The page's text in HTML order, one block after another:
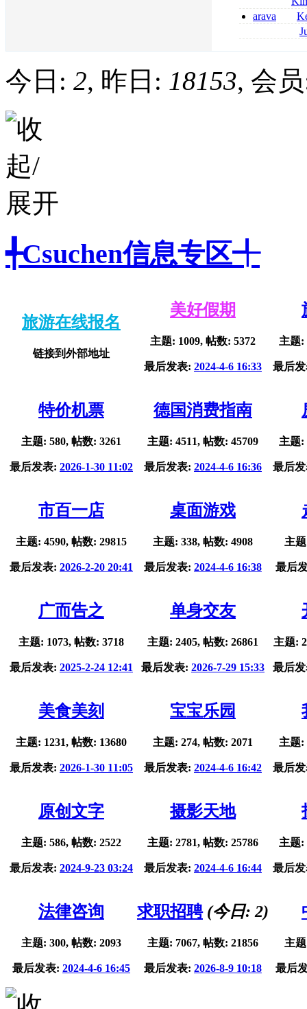
2026
coumadin
arava
kaufen
今日: 2, 昨日: 18153, 会
╃Csuchen信息专区╃
旅游在线报名
链接到外部地址
美好假期
主题: 1009, 帖数: 5372
最后发表: 2024-4-6 16:33
主题:
最后
特价机票
主题: 580, 帖数: 3261
最后发表: 2026-1-30 11:02
德国消费指南
主题: 4511, 帖数: 45709
最后发表: 2024-4-6 16:36
主题:
最后
市百一店
主题: 4590, 帖数: 29815
最后发表: 2026-2-20 20:41
桌面游戏
主题: 338, 帖数: 4908
最后发表: 2024-4-6 16:38
主
最后
广而告之
主题: 1073, 帖数: 3718
最后发表: 2025-2-24 12:41
单身交友
主题: 2405, 帖数: 26861
最后发表: 2026-7-29 15:33
主题:
最后
美食美刻
主题: 1231, 帖数: 13680
最后发表: 2026-1-30 11:05
宝宝乐园
主题: 274, 帖数: 2071
最后发表: 2024-4-6 16:42
主题:
最后
原创文字
主题: 586, 帖数: 2522
最后发表: 2024-9-23 03:24
摄影天地
主题: 2781, 帖数: 25786
最后发表: 2024-4-6 16:44
主题:
最后
法律咨询
主题: 300, 帖数: 2093
最后发表: 2024-4-6 16:45
求职招聘(今日: 2)
主题: 7067, 帖数: 21856
最后发表: 2026-8-9 10:18
主
最后